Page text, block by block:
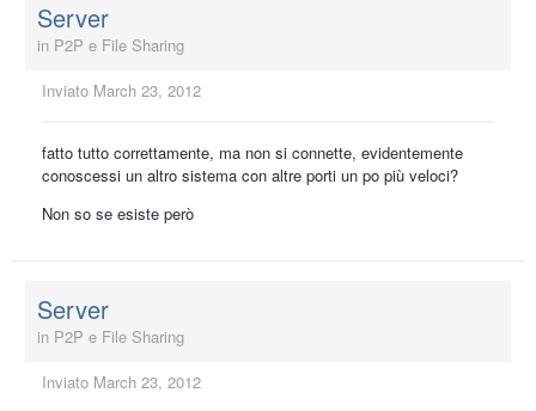
Server
in P2P e File Sharing
Inviato March 23, 2012
fatto tutto correttamente, ma non si connette, evidentemente
conoscessi un altro sistema con altre porti un po più veloci?
Non so se esiste però
Server
in P2P e File Sharing
Inviato March 23, 2012